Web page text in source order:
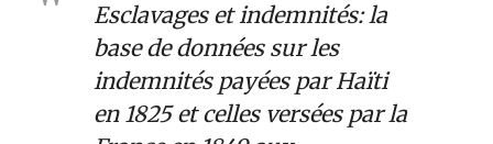
Esclavages et indemnités: la
base de données sur les
indemnités payées par Haïti
en 1825 et celles versées par la